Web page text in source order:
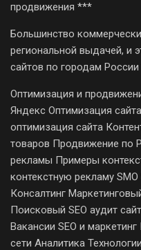
продвижения ***
Большинство
региональной выдачей, и
сайтов по городам
Оптимизация и
Яндекс Оптимизация
оптимизация сайта
товаров Продвижение по
рекламы Примеры
контекстную рекламу
Консалтинг
Поисковый SEO аудит
Вакансии SEO и
сети Аналитика